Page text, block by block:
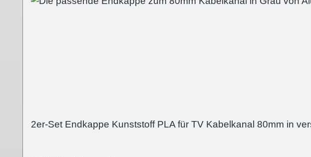
2er-Set Endkappe Kunststoff PLA für TV Kabelkanal 80mm in